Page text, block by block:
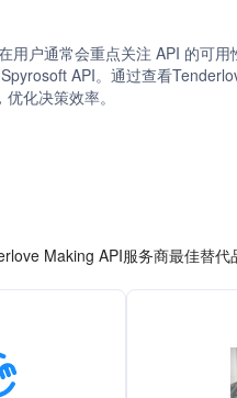
用户通常会重点关注 API 的可
API。通过查看
化决策效率。
Making API服务商最佳替代